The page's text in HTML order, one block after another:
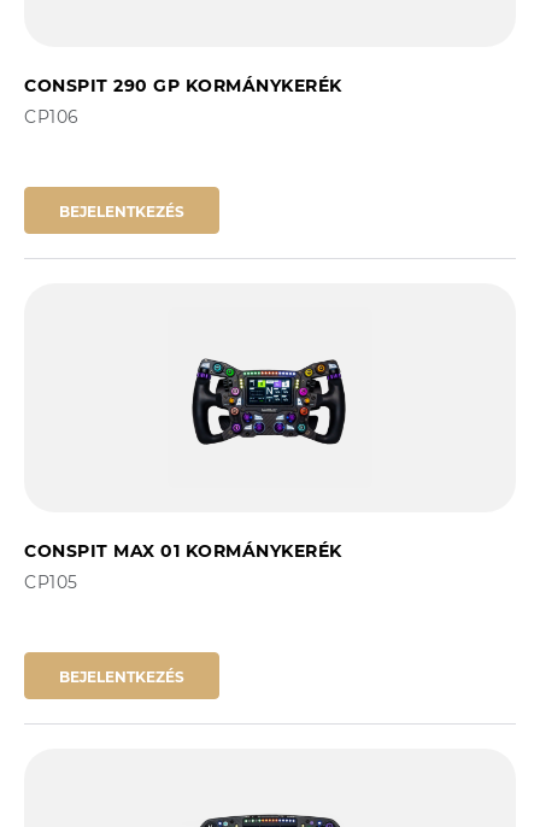
CONSPIT 290 GP KORMÁNYKERÉK
CP106
BEJELENTKEZÉS
CONSPIT MAX 01 KORMÁNYKERÉK
CP105
BEJELENTKEZÉS